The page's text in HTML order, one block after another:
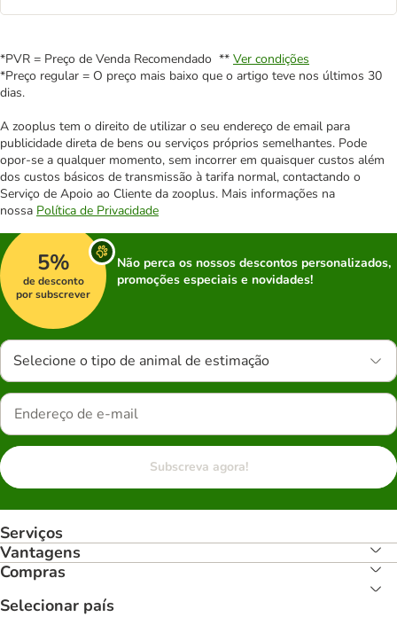
*PVR = Preço de Venda Recomendado ** Ver condições
*Preço regular = O preço mais baixo que o artigo teve nos últimos 30
dias.
A zooplus tem o direito de utilizar o seu endereço de email para
publicidade direta de bens ou serviços próprios semelhantes. Pode
opor-se a qualquer momento, sem incorrer em quaisquer custos além
dos custos básicos de transmissão à tarifa normal, contactando o
Serviço de Apoio ao Cliente da zooplus. Mais informações na
nossa Política de Privacidade
5%
de desconto
por subscrever
Não perca os nossos descontos personalizados,
promoções especiais e novidades!
Selecione o tipo de animal de estimação
Subscreva agora!
Serviços
Vantagens
Compras
Selecionar país